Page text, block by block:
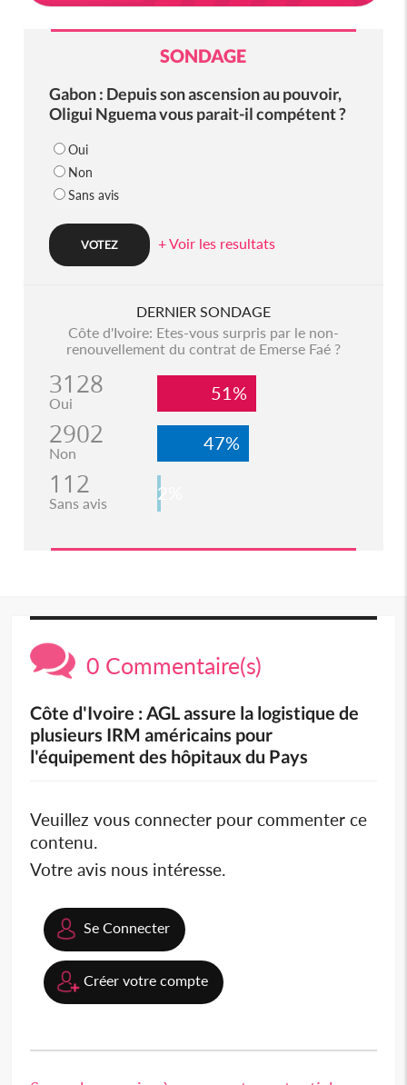
SONDAGE
Gabon : Depuis son ascension au pouvoir,
Oligui Nguema vous parait-il compétent ?
Oui
Non
Sans avis
+ Voir les resultats
DERNIER SONDAGE
Côte d'Ivoire: Etes-vous surpris par le non-
renouvellement du contrat de Emerse Faé ?
3128
Oui 51%
2902
Non 47%
112
Sans avis 2%
0 Commentaire(s)
Côte d'Ivoire : AGL assure la logistique de
plusieurs IRM américains pour
l'équipement des hôpitaux du Pays
Veuillez vous connecter pour commenter ce
contenu.
Votre avis nous intéresse.
Se Connecter
Créer votre compte